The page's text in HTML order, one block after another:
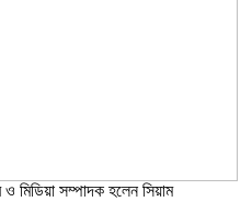
মিডিয়া সম্পাদক হলেন সিয়াম